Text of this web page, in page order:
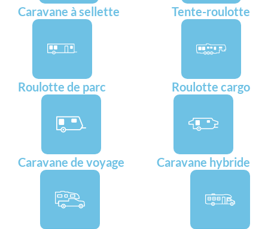
Caravane à sellette Tente-roulotte
Roulotte de parc Roulotte cargo
Caravane de voyage Caravane hybride